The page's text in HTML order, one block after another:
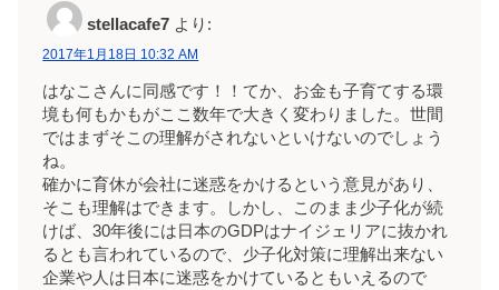
stellacafe7 より:
2017年1月18日 10:32 AM
はなこさんに同感です！！てか、お金も子育てする環
境も何もかもがここ数年で大きく変わりました。世間
ではまずそこの理解がされないといけないのでしょう
ね。
確かに育休が会社に迷惑をかけるという意見があり、
そこも理解はできます。しかし、このまま少子化が続
けば、30年後には日本のGDPはナイジェリアに抜かれ
るとも言われているので、少子化対策に理解出来ない
企業や人は日本に迷惑をかけているともいえるので